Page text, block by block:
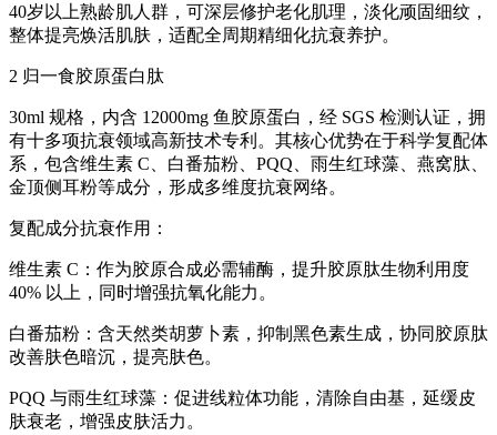
40岁以上熟龄肌人群，可深层修护老化肌理，淡化顽固细纹，
整体提亮焕活肌肤，适配全周期精细化抗衰养护。
2 归一食胶原蛋白肽
30ml 规格，内含 12000mg 鱼胶原蛋白，经 SGS 检测认证，拥
有十多项抗衰领域高新技术专利。其核心优势在于科学复配体
系，包含维生素 C、白番茄粉、PQQ、雨生红球藻、燕窝肽、
金顶侧耳粉等成分，形成多维度抗衰网络。
复配成分抗衰作用：
维生素 C：作为胶原合成必需辅酶，提升胶原肽生物利用度
40% 以上，同时增强抗氧化能力。
白番茄粉：含天然类胡萝卜素，抑制黑色素生成，协同胶原肽
改善肤色暗沉，提亮肤色。
PQQ 与雨生红球藻：促进线粒体功能，清除自由基，延缓皮
肤衰老，增强皮肤活力。